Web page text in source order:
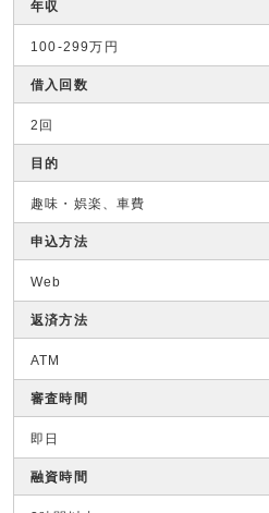
年収
100-299万円
借入回数
2回
目的
趣味・娯楽、車費
申込方法
Web
返済方法
ATM
審査時間
即日
融資時間